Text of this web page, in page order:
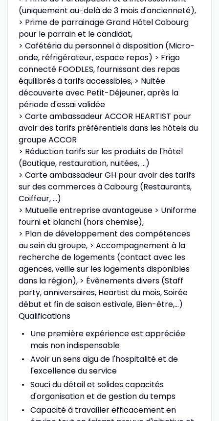
(uniquement au-delà de 3 mois d'ancienneté),
> Prime de parrainage Grand Hôtel Cabourg
pour le parrain et le candidat,
> Cafétéria du personnel à disposition (Micro-
onde, réfrigérateur, espace repos) > Frigo
connecté FOODLES, fournissant des repas
équilibrés à tarifs accessibles, > Nuitée
découverte avec Petit-Déjeuner, après la
période d'essai validée
> Carte ambassadeur ACCOR HEARTIST pour
avoir des tarifs préférentiels dans les hôtels du
groupe ACCOR
> Réduction tarifs sur les produits de l'hôtel
(Boutique, restauration, nuitées, ...)
> Carte ambassadeur GH pour avoir des tarifs
sur des commerces à Cabourg (Restaurants,
Coiffeur, ...)
> Mutuelle entreprise avantageuse > Uniforme
fourni et blanchi (hors chemise),
> Plan de développement des compétences
au sein du groupe, > Accompagnement à la
recherche de logements (contact avec les
agences, veille sur les logements disponibles
dans la région), > Évènements divers (Staff
party, anniversaires, Heartist du mois, Soirée
début et fin de saison estivale, Bien-être,...)
Qualifications
Une première expérience est appréciée
mais non indispensable
Avoir un sens aigu de l'hospitalité et de
l'excellence du service
Souci du détail et solides capacités
d'organisation et de gestion du temps
Capacité à travailler efficacement en